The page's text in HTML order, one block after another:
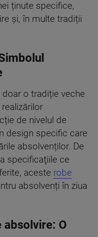
ținute specifice,
și, în multe tradiții
o tradiție veche
de nivelul de
design specific care
absolvenților. De
specificaţiile ce
aceste robe
absolvenți în ziua
O